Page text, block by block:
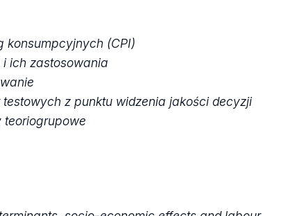
konsumpcyjnych (CPI)
ich zastosowania
z punktu widzenia jakości decyzji